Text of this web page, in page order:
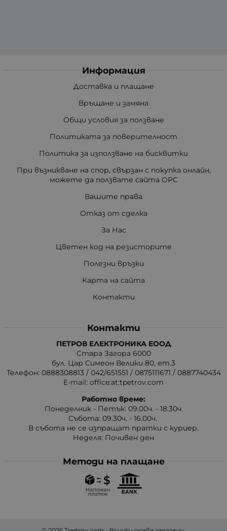
Информация
Доставка и плащане
Връщане и замяна
Общи условия за ползване
Политиката за поверителност
Политика за използване на бисквитки
При възникване на спор, свързан с покупка онлайн,
можете да ползвате сайта ОРС
Вашите права
Отказ от сделка
За Нас
Цветен код на резисторите
Полезни връзки
Карта на сайта
Контакти
Контакти
ПЕТРОВ ЕЛЕКТРОНИКА ЕООД
Стара Загора 6000
бул. Цар Симеон Велики 80, ет.3
Телефон: 0888308813 / 042/651551 / 0875111671 / 0887740434
E-mail: office:at:tpetrov.com
Работно време:
Понеделник - Петък: 09.00ч. - 18.30ч.
Събота: 09.30ч. - 16.00ч.
В събота не се изпращат пратки с куриер.
Неделя: Почивен ден
Методи на плащане